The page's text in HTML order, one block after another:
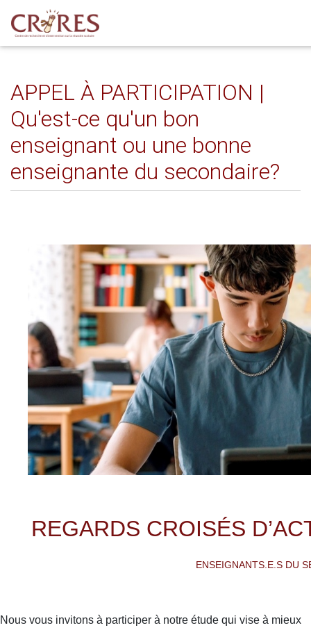
APPEL À PARTICIPATION |
Qu'est-ce qu'un bon
enseignant ou une bonne
enseignante du secondaire?
REGARDS CROISÉS
ENSEIGNANTS.E.S DU
Nous vous invitons à participer à notre étude qui vise à mieux